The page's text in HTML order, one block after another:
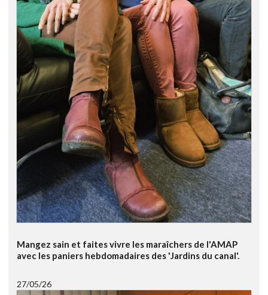
Mangez sain et faites vivre les maraîchers de l'AMAP
avec les paniers hebdomadaires des 'Jardins du canal'.
27/05/26